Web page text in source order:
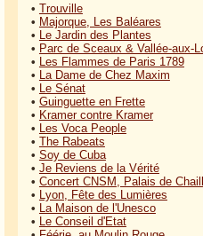
• Trouville
• Majorque, Les Baléares
•
Le Jardin des Plantes
• Parc de Sceaux & Vallée-aux-
•
Les Flammes de Paris 1789
•
La Dame de Chez Maxim
•
Le Sénat
• Guinguette en Frette
• Kramer contre Kramer
•
Les Voca People
• The Rabeats
• Soy de Cuba
• Je Reviens de la Vérité
• Concert CNSM, Palais de
•
Lyon, Fête des Lumières
•
La Maison de l'Unesco
•
Le Conseil d'Etat